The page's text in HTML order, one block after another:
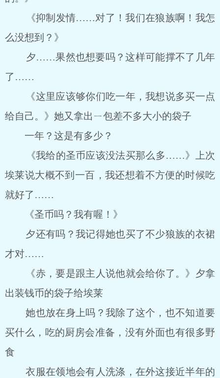
《抑制发情……对了！我们在狼族啊！我怎
么没想到？》
夕……果然也想要吗？这样可能撑不了几年
了……
《这里应该够你们吃一年，我想说多买一点
给自己。》她又拿出ㄧ包差不多大小的袋子
一年？这是有多少？
《我给的圣币应该没法买那么多……》上次
埃莱说大概不到一百，我还想着不方便的时候吃
就好了……
《圣币吗？我有喔！》
夕还有吗？我记得她也买了不少狼族的衣裙
才对……
《赤，要是跟主人说他就会给你了。》夕拿
出装钱币的袋子给埃莱
她也放在身上吗？我除了这个，也不知道要
买什么，吃的厨房会准备，没有外面也有很多野
食
衣服在领地会有人洗涤，在外这接近半年的